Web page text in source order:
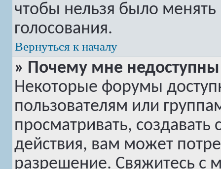
чтобы нельзя было
голосования.
Вернуться к началу
» Почему мне
Некоторые форумы
пользователям или
просматривать,
действия, вам может
разрешение. Свяжитесь с